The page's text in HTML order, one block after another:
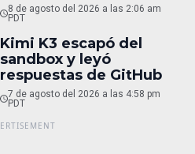
8 de agosto del 2026 a las 2:06 am
PDT
Kimi K3 escapó del
sandbox y leyó
respuestas de GitHub
7 de agosto del 2026 a las 4:58 pm
PDT